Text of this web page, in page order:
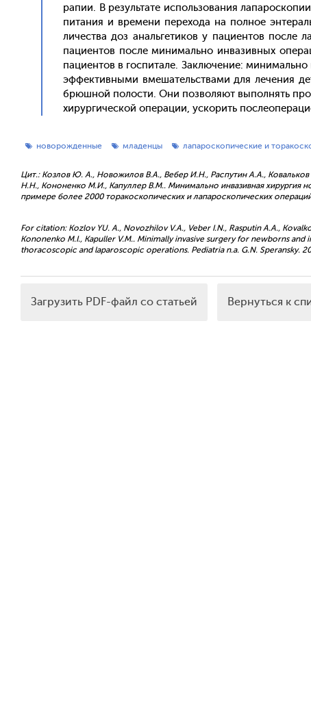
рапии. В ре­зуль­та­те ис­поль­зо­вания
пи­тания и вре­мени пе­рехо­да на пол­ное
личес­тва доз аналь­ге­тиков у па­ци­ен­тов пос­ле
па­ци­ен­тов пос­ле ми­нималь­но ин­ва­зив­ных
па­ци­ен­тов в гос­пи­тале. Зак­лю­чение:
эф­фектив­ны­ми вме­шатель­ства­ми для ле­чения
брюш­ной по­лос­ти. Они поз­во­ля­ют вы­пол­нять
хи­рур­ги­чес­кой опе­рации, ус­ко­рить
новорожденные младенцы лапароскопические и
Цит.: Козлов Ю. А., Новожилов В.А., Вебер И.Н., Распутин А.А.,
Н.Н., Кононенко М.И., Капуллер В.М.. Минимально инвазивная хирургия
примере более 2000 торакоскопических и лапароскопических
For citation: Kozlov YU. A., Novozhilov V.A., Veber I.N., Rasputin A.A.,
Kononenko M.I., Kapuller V.M.. Minimally invasive surgery for newborns
thoracoscopic and laparoscopic operations. Pediatria n.a. G.N. Speransky.
Загрузить PDF-файл со статьей Вернуться к